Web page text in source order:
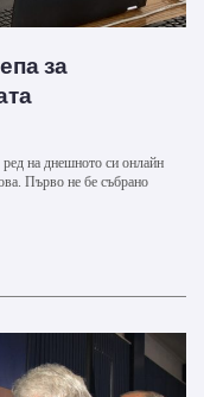
за
ред на днешното си онлайн
Първо не бе събрано